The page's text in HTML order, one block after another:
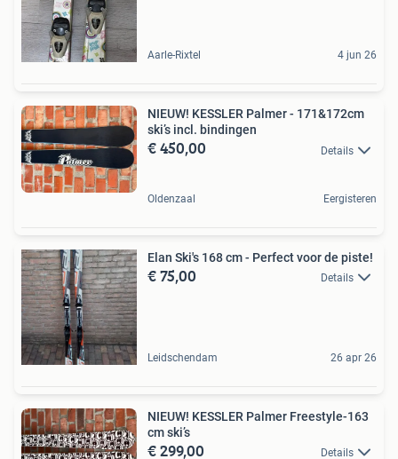
Aarle-Rixtel 4 jun 26
NIEUW! KESSLER Palmer - 171&172cm
ski’s incl. bindingen
€ 450,00 Details
Oldenzaal Eergisteren
Elan Ski's 168 cm - Perfect voor de piste!
€ 75,00 Details
Leidschendam 26 apr 26
NIEUW! KESSLER Palmer Freestyle-163
cm ski’s
€ 299,00 Details